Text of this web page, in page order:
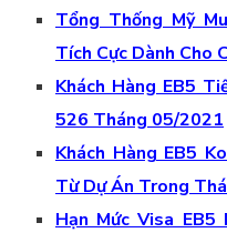
Tổng Thống Mỹ
Tích Cực Dành Cho
Khách Hàng EB5
526 Tháng 05/2021
Khách Hàng EB5
Từ Dự Án Trong
Hạn Mức Visa